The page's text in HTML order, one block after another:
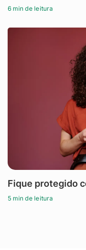
6 min de leitura
Fique protegido
5 min de leitura